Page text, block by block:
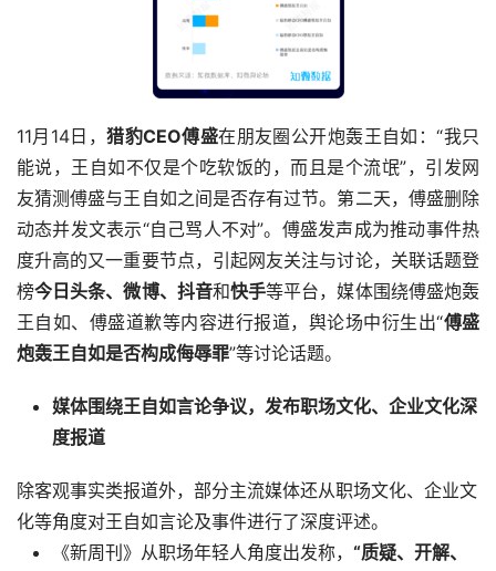
11月14日，猎豹CEO傅盛在朋友圈公开炮轰王自如：“我只
能说，王自如不仅是个吃软饭的，而且是个流氓”，引发网
友猜测傅盛与王自如之间是否存有过节。第二天，傅盛删除
动态并发文表示“自己骂人不对”。傅盛发声成为推动事件热
度升高的又一重要节点，引起网友关注与讨论，关联话题登
榜今日头条、微博、抖音和快手等平台，媒体围绕傅盛炮轰
王自如、傅盛道歉等内容进行报道，舆论场中衍生出“傅盛
炮轰王自如是否构成侮辱罪”等讨论话题。
媒体围绕王自如言论争议，发布职场文化、企业文化深
度报道
除客观事实类报道外，部分主流媒体还从职场文化、企业文
化等角度对王自如言论及事件进行了深度评述。
《新周刊》从职场年轻人角度出发称， “质疑、开解、